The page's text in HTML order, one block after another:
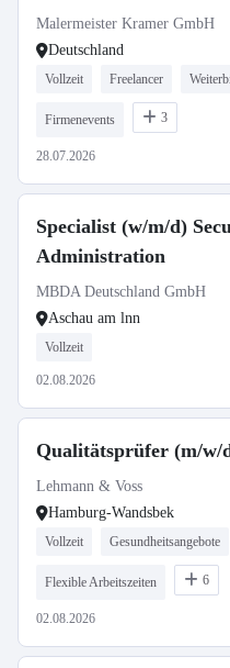
Malermeister Kramer GmbH
Deutschland
Vollzeit Freelancer
Firmenevents 3
28.07.2026
Specialist (w/m/d)
Administration
MBDA Deutschland GmbH
Aschau am lnn
Vollzeit
02.08.2026
Qualitätsprüfer (m/w/
Lehmann & Voss
Hamburg-Wandsbek
Vollzeit Gesundheitsangebote
Flexible Arbeitszeiten 6
02.08.2026